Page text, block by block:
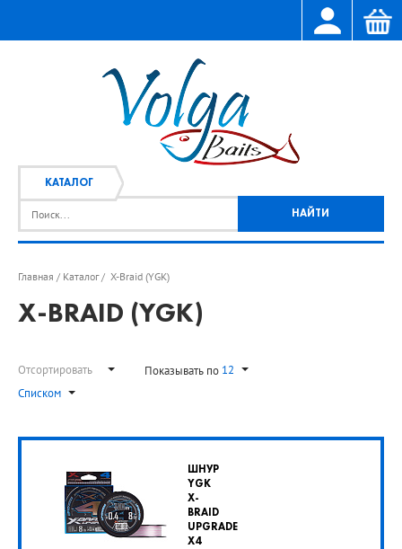
КАТАЛОГ
Главная / Каталог / X-Braid (YGK)
X-BRAID (YGK)
Отсортировать Показывать по 12
Списком
ШНУР
YGK
X-
BRAID
UPGRADE
X4